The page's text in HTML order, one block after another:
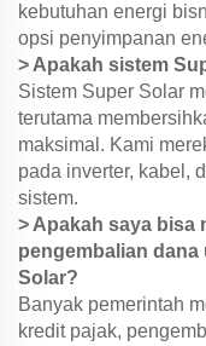
kebutuhan energi
opsi penyimpanan
> Apakah sistem
Sistem Super Solar
terutama
maksimal. Kami
pada inverter, kabel,
sistem.
> Apakah saya bisa
pengembalian
Solar?
Banyak pemerintah
kredit pajak,